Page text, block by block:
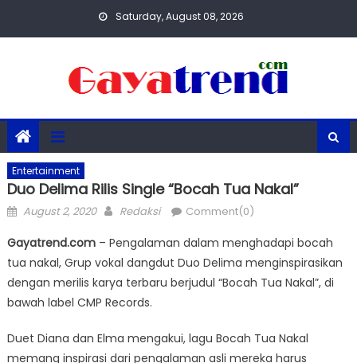
Saturday, August 08, 2026
Entertainment
Duo Delima Rilis Single “Bocah Tua Nakal”
Posted
August 2, 2020 Author
Redaksi Comment(0)
Gayatrend.com– Pengalaman dalam menghadapi bocah
tua nakal, Grup vokal dangdut Duo Delima menginspirasikan
dengan merilis karya terbaru berjudul “Bocah Tua Nakal”, di
bawah label CMP Records.
Duet Diana dan Elma mengakui, lagu Bocah Tua Nakal
memang inspirasi dari pengalaman asli mereka harus